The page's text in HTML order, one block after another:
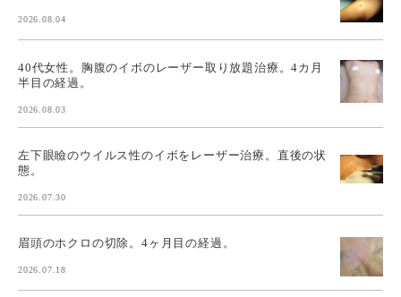
2026.08.04
40代女性。胸腹のイボのレーザー取り放題治療。4カ月
半目の経過。
2026.08.03
左下眼瞼のウイルス性のイボをレーザー治療。直後の状
態。
2026.07.30
眉頭のホクロの切除。4ヶ月目の経過。
2026.07.18